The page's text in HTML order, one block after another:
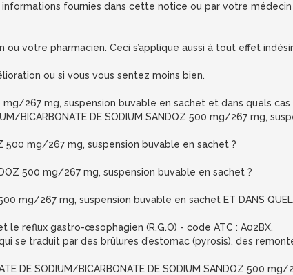
fournies dans cette notice ou par votre
votre pharmacien. Ceci s’applique aussi à tout effet
ou si vous vous sentez moins bien.
mg/267 mg, suspension buvable en sachet et dans quels
BICARBONATE DE SODIUM SANDOZ 500 mg/267 mg,
500 mg/267 mg, suspension buvable en sachet ?
500 mg/267 mg, suspension buvable en sachet ?
500 mg/267 mg, suspension buvable en sachet ET DANS
reflux gastro-œsophagien (R.G.O) - code ATC : A02BX.
traduit par des brûlures d’estomac (pyrosis), des
DE SODIUM/BICARBONATE DE SODIUM SANDOZ 500